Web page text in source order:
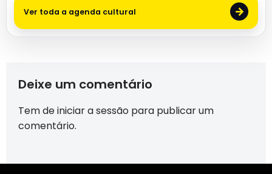
Ver toda a agenda cultural →
Deixe um comentário
Tem deiniciar a sessão para publicar um
comentário.